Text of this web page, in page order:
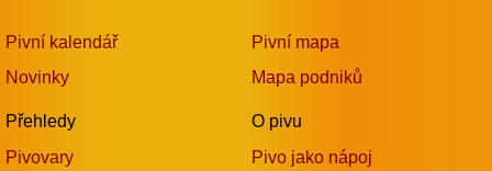
Pivní kalendář
Novinky
Přehledy
Pivovary
Pivní mapa
Mapa podniků
O pivu
Pivo jako nápoj